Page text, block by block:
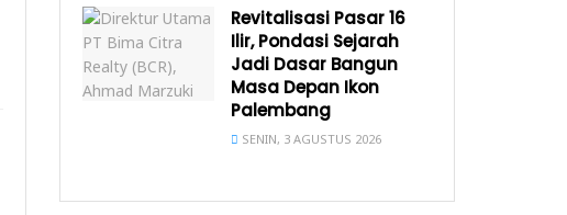
Revitalisasi Pasar 16
Ilir, Pondasi Sejarah
Jadi Dasar Bangun
Masa Depan Ikon
Palembang
SENIN, 3 AGUSTUS 2026